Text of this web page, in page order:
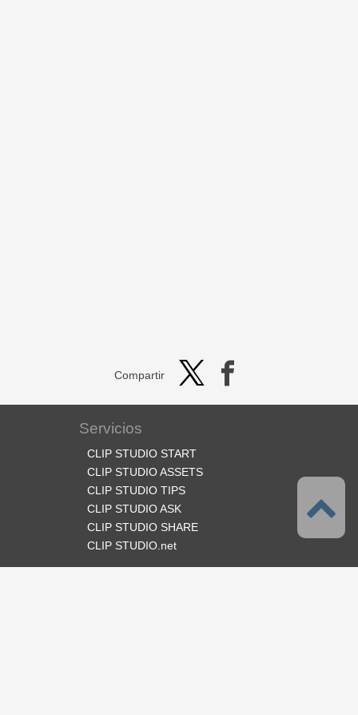
Compartir
Servicios
CLIP STUDIO START
CLIP STUDIO ASSETS
CLIP STUDIO TIPS
CLIP STUDIO ASK
CLIP STUDIO SHARE
CLIP STUDIO.net